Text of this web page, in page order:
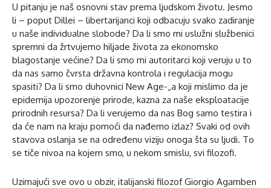
U pitanju je naš osnovni stav prema ljudskom životu. Jesmo
li – poput Dillei – libertarijanci koji odbacuju svako zadiranje
u naše individualne slobode? Da li smo mi uslužni službenici
spremni da žrtvujemo hiljade života za ekonomsko
blagostanje većine? Da li smo mi autoritarci koji veruju u to
da nas samo čvrsta državna kontrola i regulacija mogu
spasiti? Da li smo duhovnici New Age-„a koji mislimo da je
epidemija upozorenje prirode, kazna za naše eksploatacije
prirodnih resursa? Da li verujemo da nas Bog samo testira i
da će nam na kraju pomoći da nađemo izlaz? Svaki od ovih
stavova oslanja se na određenu viziju onoga šta su ljudi. To
se tiče nivoa na kojem smo, u nekom smislu, svi filozofi.
Uzimajući sve ovo u obzir, italijanski filozof Giorgio Agamben